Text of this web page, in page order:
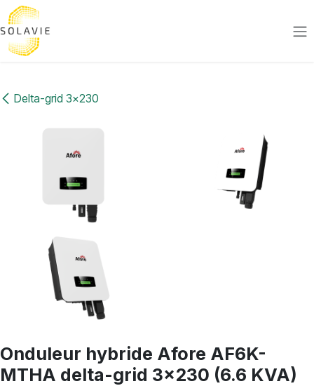
Se rendre au contenu
Delta-grid 3x230
Onduleur hybride Afore AF6K-
MTHA delta-grid 3x230 (6.6 KVA)